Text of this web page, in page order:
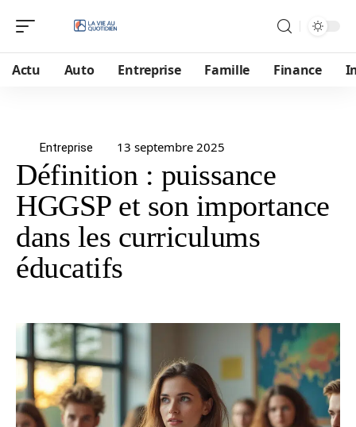
Actu Auto Entreprise Famille Finance
Entreprise 13 septembre 2025
Définition : puissance
HGGSP et son importance
dans les curriculums
éducatifs